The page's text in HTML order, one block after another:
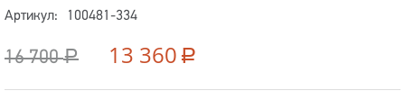
Артикул: 100481-334
16 700 Р 13 360 Р